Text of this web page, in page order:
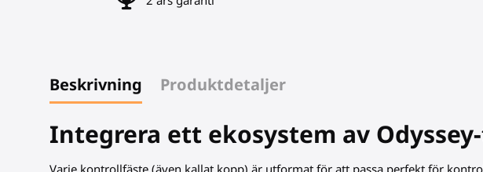
Beskrivning Produktdetaljer
Integrera ett ekosystem av
Varje kontrollfäste (även kallat kopp) är utformat för att passa perfekt för